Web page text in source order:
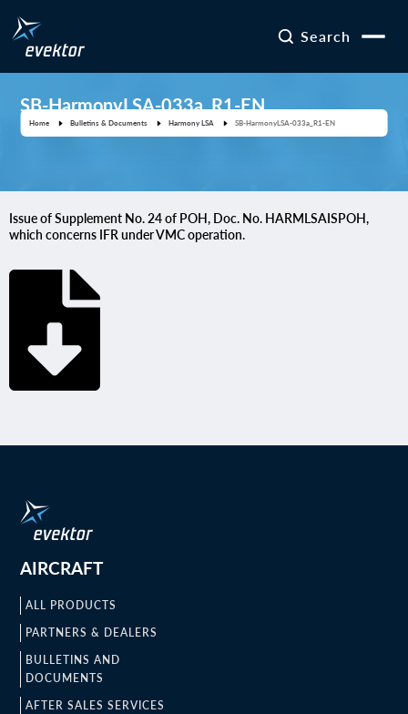
Search
SB-HarmonyLSA-033a_R1-EN
Home Bulletins & Documents Harmony LSA SB-HarmonyLSA-033a_R1-EN
Issue of Supplement No. 24 of POH, Doc. No. HARMLSAISPOH,
which concerns IFR under VMC operation.
AIRCRAFT
ALL PRODUCTS
PARTNERS & DEALERS
BULLETINS AND
DOCUMENTS
AFTER SALES SERVICES